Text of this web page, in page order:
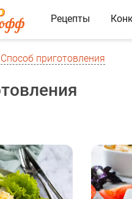
Рецепты
Способ приготовления